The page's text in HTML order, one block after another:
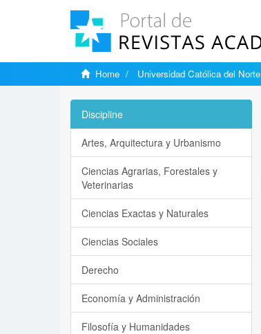
Home Universidad Católica del Norte
Discipline
Artes, Arquitectura y Urbanismo
Ciencias Agrarias, Forestales y
Veterinarias
Ciencias Exactas y Naturales
Ciencias Sociales
Derecho
Economía y Administración
Filosofía y Humanidades